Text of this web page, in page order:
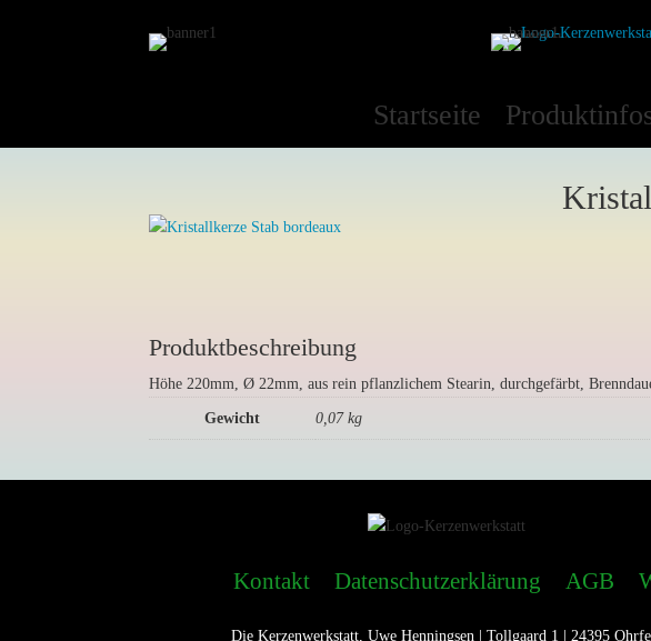
Startseite
Produktbeschreibung
Höhe 220mm, Ø 22mm, aus rein pflanzlichem Stearin, durchgefärbt,
Gewicht 0,07 kg
Kontakt Datenschutzerklärung AGB
Die Kerzenwerkstatt, Uwe Henningsen | Tollgaard 1 | 24395